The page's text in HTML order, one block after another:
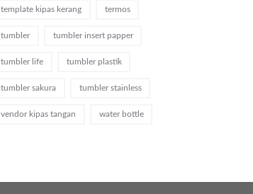
template kipas kerang termos
tumbler tumbler insert papper
tumbler life tumbler plastik
tumbler sakura tumbler stainless
vendor kipas tangan water bottle